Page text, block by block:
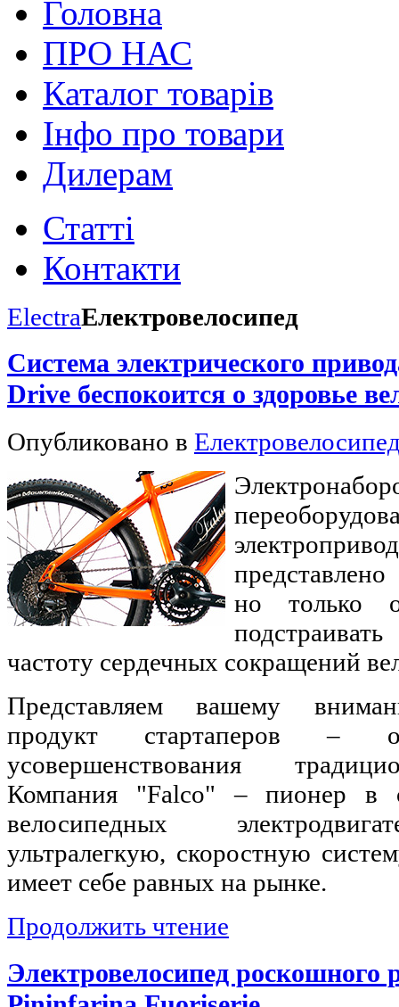
Головна
ПРО НАС
Каталог товарів
Інфо про товари
Дилерам
Статті
Контакти
ElectraEлектровелосипед
Cистема электрического
Drive беспокоится о здоровье
Опубликовано в
но только
частоту сердечных сокращений
Представляем вашему
продукт стартаперов –
усовершенствования
Компания "Falco" – пионер в
велосипедных
ультралегкую, скоростную
имеет себе равных на рынке.
Продолжить чтение
Электровелосипед роскошного